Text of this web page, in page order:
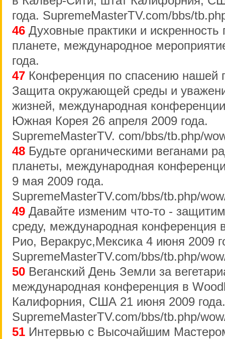
года. SupremeMasterTV.com/bbs/
46 Духовные практики и искренность
планете, международное
года.
47 Конференция по спасению нашей
Защита окружающей среды и
жизней, международная
Южная Корея 26 апреля 2009 года.
SupremeMasterTV. com/bbs/tb.php/
48 Будьте органическими веганами
планеты, международная
9 мая 2009 года.
SupremeMasterTV.com/bbs/tb.php/
49 Давайте изменим что-то -
среду, международная конференция
Рио, Веракрус,Мексика 4 июня 2009
SupremeMasterTV.com/bbs/tb.php/
50 Веганский День Земли за
международная конференция в
Калифорния, США 21 июня 2009
SupremeMasterTV.com/bbs/tb.php/
51 Интервью с Высочайшим